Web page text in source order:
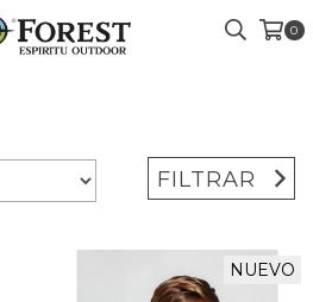
0
FILTRAR
NUEVO